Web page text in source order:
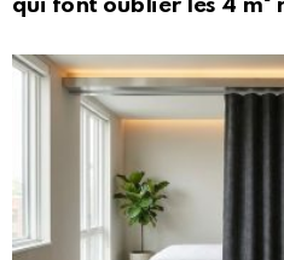
qui font oublier les 4 m²